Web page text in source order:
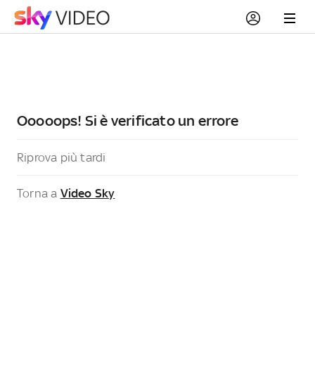
Ooooops! Si è verificato un errore
Riprova più tardi
Torna a Video Sky